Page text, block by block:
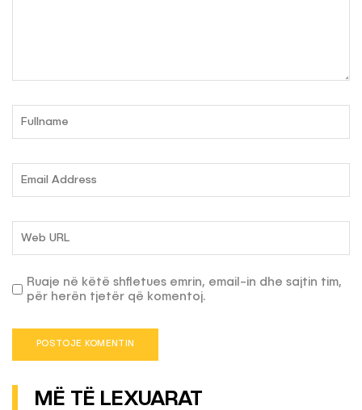
Ruaje në këtë shfletues emrin, email-in dhe sajtin tim,
për herën tjetër që komentoj.
MË TË LEXUARAT